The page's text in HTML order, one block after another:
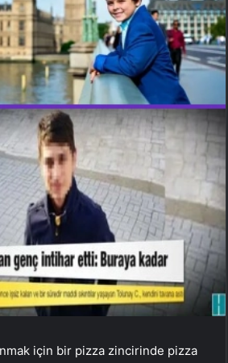
için bir pizza zincirinde pizza